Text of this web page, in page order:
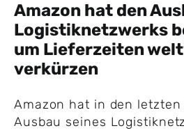
Amazon hat den
Logistiknetzwerks
um Lieferzeiten
verkürzen
Amazon hat in den letzten
Ausbau seines